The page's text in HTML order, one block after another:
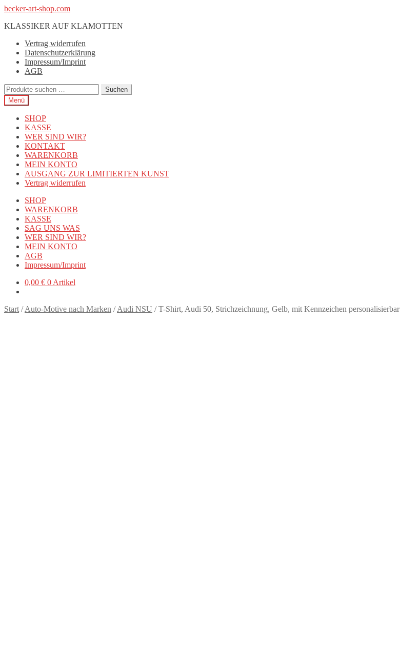
Zur
springen
Zum
springen
becker-art-shop.com
KLASSIKER AUF KLAMOTTEN
Vertrag widerrufen
Datenschutzerklärung
Impressum/Imprint
AGB
Suchen
nach:
Suchen
Menü
SHOP
KASSE
WER SIND WIR?
KONTAKT
WARENKORB
MEIN KONTO
AUSGANG ZUR LIMITIERTEN KUNST
Vertrag widerrufen
SHOP
WARENKORB
KASSE
SAG UNS WAS
WER SIND WIR?
MEIN KONTO
AGB
Impressum/Imprint
0,00 € 0 Artikel
Start /Auto-Motive nach Marken /Audi NSU /T-Shirt, Audi 50, Strichzeichnung, Gelb, mit Kennzeichen personalisierbar